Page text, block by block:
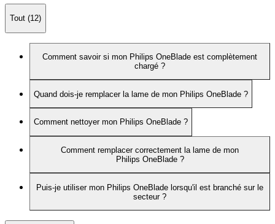
Tout (12)
Comment savoir si mon Philips OneBlade est complètement
chargé ?
Quand dois-je remplacer la lame de mon Philips OneBlade ?
Comment nettoyer mon Philips OneBlade ?
Comment remplacer correctement la lame de mon
Philips OneBlade ?
Puis-je utiliser mon Philips OneBlade lorsqu'il est branché sur le
secteur ?